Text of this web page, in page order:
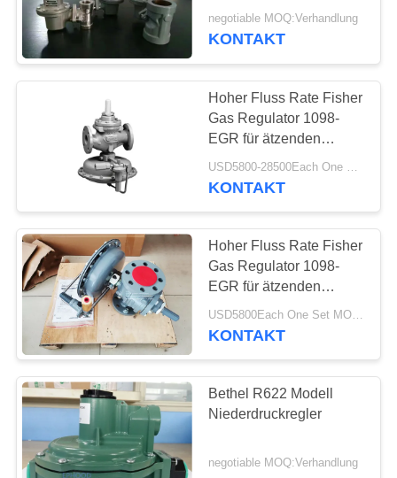
hohe Kapazitäts-
negotiable MOQ:Verhandlung
KONTAKT
Hoher Fluss Rate Fisher
Gas Regulator 1098-
EGR für ätzenden
Umwelt-Sauerstoff-
Service
KONTAKT
Hoher Fluss Rate Fisher
Gas Regulator 1098-
EGR für ätzenden
Umwelt-Sauerstoff-
Service
USD5800Each One Set MOQ:2sets
KONTAKT
Bethel R622 Modell
Niederdruckregler
negotiable MOQ:Verhandlung